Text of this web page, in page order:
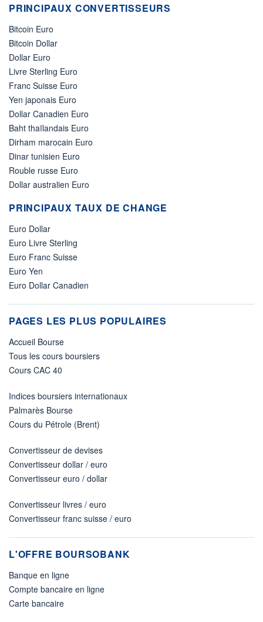
PRINCIPAUX CONVERTISSEURS
Bitcoin Euro
Bitcoin Dollar
Dollar Euro
Livre Sterling Euro
Franc Suisse Euro
Yen japonais Euro
Dollar Canadien Euro
Baht thaïlandais Euro
Dirham marocain Euro
Dinar tunisien Euro
Rouble russe Euro
Dollar australien Euro
PRINCIPAUX TAUX DE CHANGE
Euro Dollar
Euro Livre Sterling
Euro Franc Suisse
Euro Yen
Euro Dollar Canadien
PAGES LES PLUS POPULAIRES
Accueil Bourse
Tous les cours boursiers
Cours CAC 40
Indices boursiers internationaux
Palmarès Bourse
Cours du Pétrole (Brent)
Convertisseur de devises
Convertisseur dollar / euro
Convertisseur euro / dollar
Convertisseur livres / euro
Convertisseur franc suisse / euro
L'OFFRE BOURSOBANK
Banque en ligne
Compte bancaire en ligne
Carte bancaire